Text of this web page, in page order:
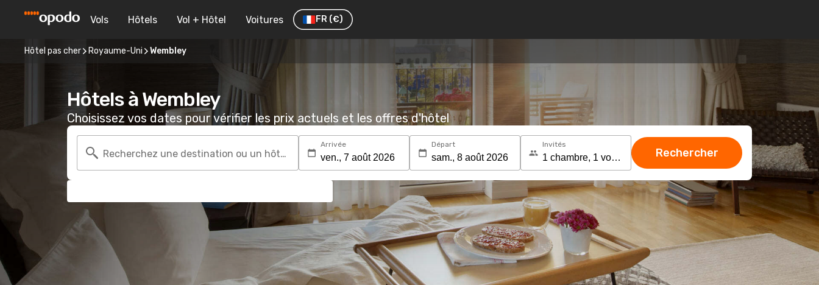
Vols Hôtels Vol + Hôtel Voitures FR (€)
Hôtel pas cher Royaume-Uni Wembley
Hôtels à Wembley
Choisissez vos dates pour vérifier les prix actuels et les offres d'hôtel
Recherchez une destination ou un hôtel
Arrivée Départ Invités
Rechercher